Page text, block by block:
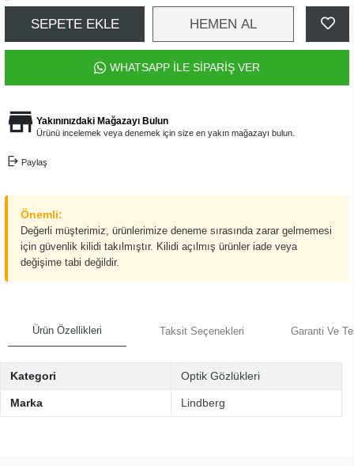
SEPETE EKLE HEMEN AL
WHATSAPP İLE SİPARİŞ VER
Yakınınızdaki Mağazayı Bulun
Ürünü incelemek veya denemek için size en yakın mağazayı bulun.
Paylaş
Önemli:
Değerli müşterimiz, ürünlerimize deneme sırasında zarar gelmemesi
için güvenlik kilidi takılmıştır. Kilidi açılmış ürünler iade veya
değişime tabi değildir.
Ürün Özellikleri Taksit Seçenekleri Garanti Ve
Kategori Optik Gözlükleri
Marka Lindberg